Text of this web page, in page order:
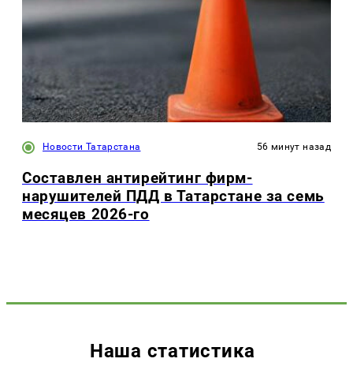
Новости Татарстана 56 минут назад
Составлен антирейтинг фирм-
нарушителей ПДД в Татарстане за семь
месяцев 2026-го
Наша статистика